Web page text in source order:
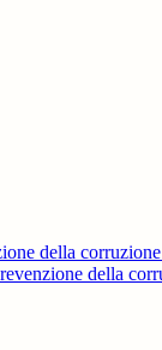
della
della